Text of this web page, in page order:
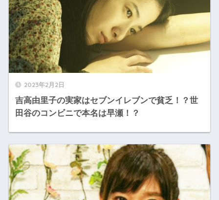
2023年2月2日
吉高由里子の実家はセブンイレブンで貧乏！？世
田谷のコンビニで本名は早瀬！？